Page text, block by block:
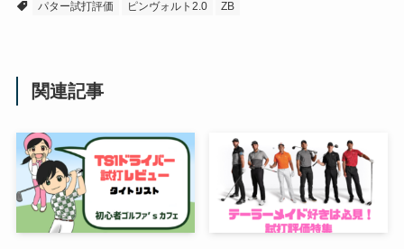
パター試打評価
ピンヴォルト2.0 ZB
関連記事